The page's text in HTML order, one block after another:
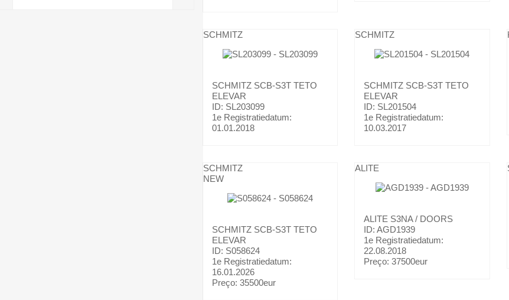
SCHMITZ
SCHMITZ SCB-S3T TETO
ELEVAR
ID: SL203099
1e Registratiedatum:
01.01.2018
SCHMITZ
SCHMITZ SCB-S3T TETO
ELEVAR
ID: SL201504
1e Registratiedatum:
10.03.2017
SCHMITZ
NEW
SCHMITZ SCB-S3T TETO
ELEVAR
ID: S058624
1e Registratiedatum:
16.01.2026
Preço: 35500eur
ALITE
ALITE S3NA / DOORS
ID: AGD1939
1e Registratiedatum:
22.08.2018
Preço:37500eur